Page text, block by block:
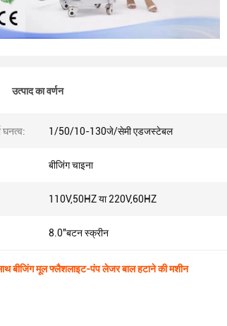
उत्पाद का वर्णन
घनत्व: 1/50/10-130जे/सेमी एडजस्टेबल
बीजिंग चाइना
110V,50HZ या 220V,60HZ
8.0''बटन स्क्रीन
बीजिंग मूल फ्लैशलाइट-पंप लेजर बाल हटाने की मशीन